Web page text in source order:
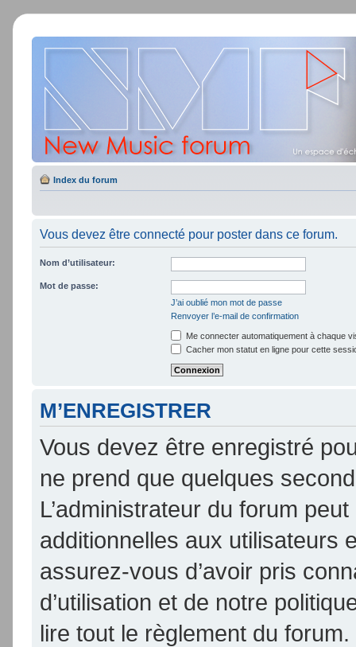
Index du forum
Vous devez être connecté pour poster dans ce forum.
Nom d’utilisateur:
Mot de passe:
J’ai oublié mon mot de passe
Renvoyer l’e-mail de confirmation
Me connecter automatiquement à chaque
Cacher mon statut en ligne pour cette
M’ENREGISTRER
Vous devez être enregistré
ne prend que quelques
L’administrateur du forum
additionnelles aux utilisateurs
assurez-vous d’avoir pris
d’utilisation et de notre
lire tout le règlement du forum.